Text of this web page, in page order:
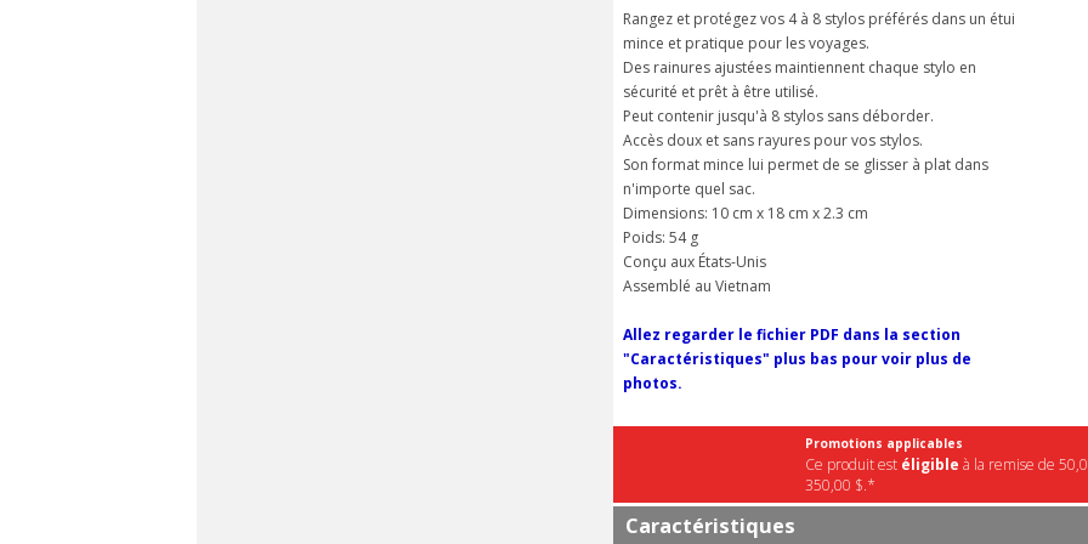
Rangez et protégez vos 4 à 8 stylos préférés dans un étui
mince et pratique pour les voyages.
Des rainures ajustées maintiennent chaque stylo en
sécurité et prêt à être utilisé.
Peut contenir jusqu'à 8 stylos sans déborder.
Accès doux et sans rayures pour vos stylos.
Son format mince lui permet de se glisser à plat dans
n'importe quel sac.
Dimensions: 10 cm x 18 cm x 2.3 cm
Poids: 54 g
Conçu aux États-Unis
Assemblé au Vietnam
Allez regarder le fichier PDF dans la section
"Caractéristiques" plus bas pour voir plus de
photos.
Promotions applicables
Ce produit est éligible à la remise de
350,00 $.*
Caractéristiques